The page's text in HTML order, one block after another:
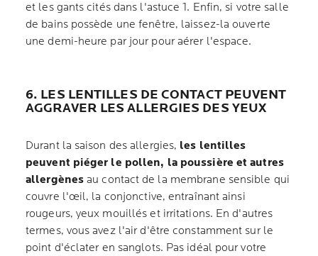
et les gants cités dans l'astuce 1. Enfin, si votre salle
de bains possède une fenêtre, laissez-la ouverte
une demi-heure par jour pour aérer l'espace.
6. LES LENTILLES DE CONTACT PEUVENT
AGGRAVER LES ALLERGIES DES YEUX
Durant la saison des allergies, les lentilles
peuvent piéger le pollen, la poussière et autres
allergènes au contact de la membrane sensible qui
couvre l'œil, la conjonctive, entraînant ainsi
rougeurs, yeux mouillés et irritations. En d'autres
termes, vous avez l'air d'être constamment sur le
point d'éclater en sanglots. Pas idéal pour votre